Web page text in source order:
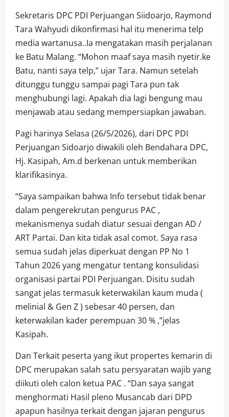
Sekretaris DPC PDI Perjuangan Siidoarjo, Raymond
Tara Wahyudi dikonfirmasi hal itu menerima telp
media wartanusa..Ia mengatakan masih perjalanan
ke Batu Malang. “Mohon maaf saya masih nyetir.ke
Batu, nanti saya telp,” ujar Tara. Namun setelah
ditunggu tunggu sampai pagi Tara pun tak
menghubungi lagi. Apakah dia lagi bengung mau
menjawab atau sedang mempersiapkan jawaban.
Pagi harinya Selasa (26/5/2026), dari DPC PDI
Perjuangan Sidoarjo diwakili oleh Bendahara DPC,
Hj. Kasipah, Am.d berkenan untuk memberikan
klarifikasinya.
“Saya sampaikan bahwa Info tersebut tidak benar
dalam pengerekrutan pengurus PAC ,
mekanismenya sudah diatur sesuai dengan AD /
ART Partai. Dan kita tidak asal comot. Saya rasa
semua sudah jelas diperkuat dengan PP No 1
Tahun 2026 yang mengatur tentang konsulidasi
organisasi partai PDI Perjuangan. Disitu sudah
sangat jelas termasuk keterwakilan kaum muda (
melinial & Gen Z ) sebesar 40 persen, dan
keterwakilan kader perempuan 30 % ,”jelas
Kasipah.
Dan Terkait peserta yang ikut propertes kemarin di
DPC merupakan salah satu persyaratan wajib yang
diikuti oleh calon ketua PAC . “Dan saya sangat
menghormati Hasil pleno Musancab dari DPD
apapun hasilnya terkait dengan jajaran pengurus